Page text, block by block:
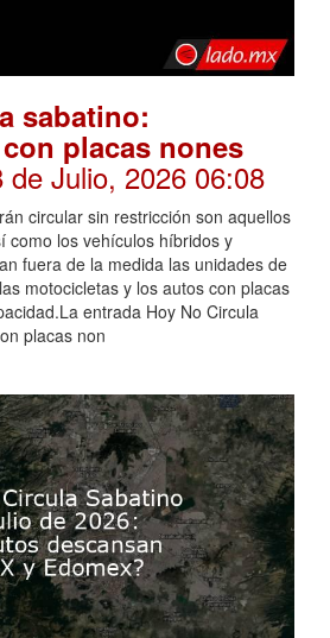
sabatino:
placas nones
de Julio, 2026 06:08
circular sin restricción son aquellos
como los vehículos híbridos y
fuera de la medida las unidades de
motocicletas y los autos con placas
entrada Hoy No Circula
placas non